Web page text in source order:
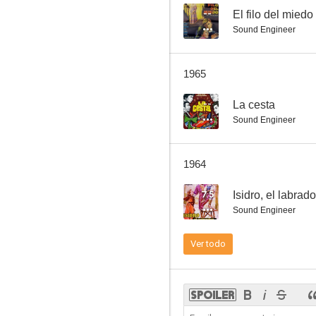
-- El filo del miedo
Sound Engineer
1965
-- La cesta
Sound Engineer
1964
7.5 Isidro, el
Sound Engineer
Ver todo